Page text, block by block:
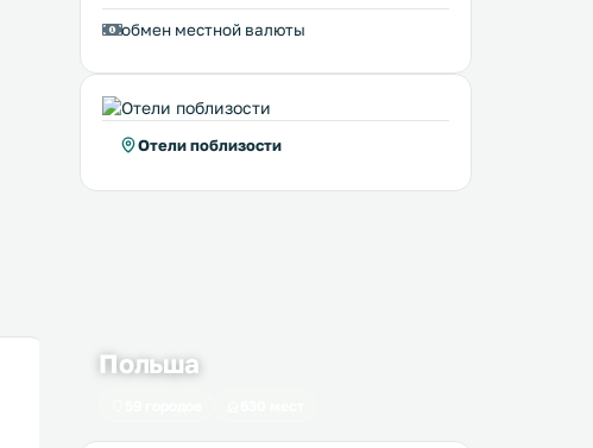
0 км
Dandelion Studio
обмен местной валюты
Отели поблизости
Польша